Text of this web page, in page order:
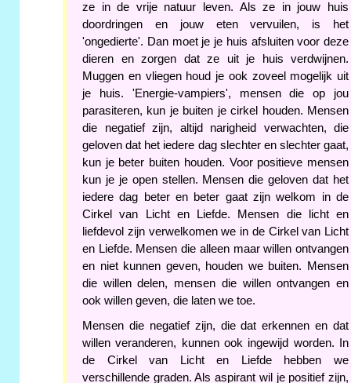
ze in de vrije natuur leven. Als ze in jouw huis
doordringen en jouw eten vervuilen, is het
'ongedierte'. Dan moet je je huis afsluiten voor deze
dieren en zorgen dat ze uit je huis verdwijnen.
Muggen en vliegen houd je ook zoveel mogelijk uit
je huis. 'Energie-vampiers', mensen die op jou
parasiteren, kun je buiten je cirkel houden. Mensen
die negatief zijn, altijd narigheid verwachten, die
geloven dat het iedere dag slechter en slechter gaat,
kun je beter buiten houden. Voor positieve mensen
kun je je open stellen. Mensen die geloven dat het
iedere dag beter en beter gaat zijn welkom in de
Cirkel van Licht en Liefde. Mensen die licht en
liefdevol zijn verwelkomen we in de Cirkel van Licht
en Liefde. Mensen die alleen maar willen ontvangen
en niet kunnen geven, houden we buiten. Mensen
die willen delen, mensen die willen ontvangen en
ook willen geven, die laten we toe.
Mensen die negatief zijn, die dat erkennen en dat
willen veranderen, kunnen ook ingewijd worden. In
de Cirkel van Licht en Liefde hebben we
verschillende graden. Als aspirant wil je positief zijn,